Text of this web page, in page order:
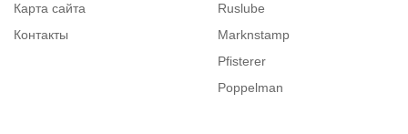
Карта сайта
Контакты
Ruslube
Marknstamp
Pfisterer
Poppelman